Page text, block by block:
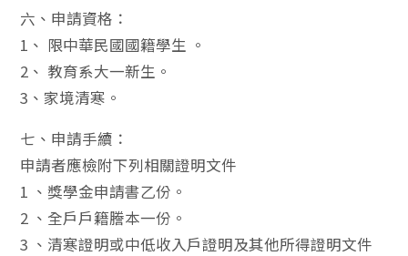
六、申請資格：
1、 限中華民國國籍學生 。
2、 教育系大一新生。
3、家境清寒。
七、申請手續：
申請者應檢附下列相關證明文件
1 、獎學金申請書乙份。
2 、全戶戶籍謄本一份。
3 、清寒證明或中低收入戶證明及其他所得證明文件